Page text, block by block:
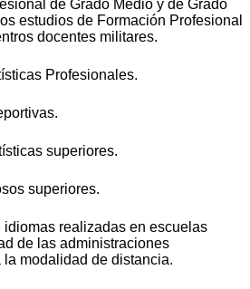
de Grado Medio y de Grado
estudios de Formación Profesional
docentes militares.
Profesionales.
superiores.
superiores.
realizadas en escuelas
de las administraciones
modalidad de distancia.